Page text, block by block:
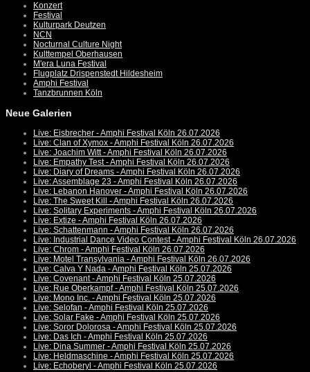
Konzert
Festival
Kulturpark Deutzen
NCN
Nocturnal Culture Night
Kulttempel Oberhausen
M'era Luna Festival
Flugplatz Drispenstedt Hildesheim
Amphi Festival
Tanzbrunnen Köln
Neue Galerien
Live: Eisbrecher - Amphi Festival Köln 26.07.2026
Live: Clan of Xymox - Amphi Festival Köln 26.07.2026
Live: Joachim Witt - Amphi Festival Köln 26.07.2026
Live: Empathy Test - Amphi Festival Köln 26.07.2026
Live: Diary of Dreams - Amphi Festival Köln 26.07.2026
Live: Assemblage 23 - Amphi Festival Köln 26.07.2026
Live: Lebanon Hanover - Amphi Festival Köln 26.07.2026
Live: The Sweet Kill - Amphi Festival Köln 26.07.2026
Live: Solitary Experiments - Amphi Festival Köln 26.07.2026
Live: Extize - Amphi Festival Köln 26.07.2026
Live: Schattenmann - Amphi Festival Köln 26.07.2026
Live: Industrial Dance Video Contest - Amphi Festival Köln 26.07.2026
Live: Chrom - Amphi Festival Köln 26.07.2026
Live: Motel Transylvania - Amphi Festival Köln 26.07.2026
Live: Calva Y Nada - Amphi Festival Köln 25.07.2026
Live: Covenant - Amphi Festival Köln 25.07.2026
Live: Rue Oberkampf - Amphi Festival Köln 25.07.2026
Live: Mono Inc. - Amphi Festival Köln 25.07.2026
Live: Selofan - Amphi Festival Köln 25.07.2026
Live: Solar Fake - Amphi Festival Köln 25.07.2026
Live: Soror Dolorosa - Amphi Festival Köln 25.07.2026
Live: Das Ich - Amphi Festival Köln 25.07.2026
Live: Dina Summer - Amphi Festival Köln 25.07.2026
Live: Heldmaschine - Amphi Festival Köln 25.07.2026
Live: Echoberyl - Amphi Festival Köln 25.07.2026